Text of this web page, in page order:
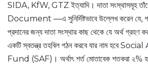
SIDA, KfW, GTZ ইত্যাদি। দাতা সংস্থাসমূহ
Document —এ সুনির্দিষ্টভাবে উল্লেখ করেন যে,
প্রদানের জন্য দাতা সংস্থার কাছ থেকে যে অর্থ গ্রহণ
একটি স্বতন্ত্র তহবিল গঠন করবে যার নাম হবে
Fund (SAF)। অর্থাৎ শর্ত মোতাবেক শতকরা ২%